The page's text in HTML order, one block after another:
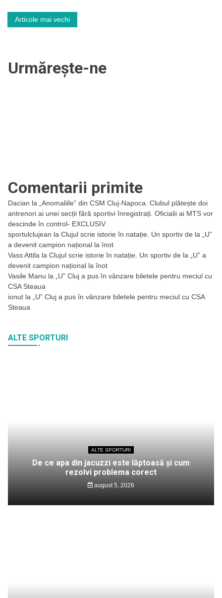
Navigare
articole
Articole mai vechi
Urmărește-ne
Comentarii primite
Dacian la
„Anomaliile” din CSM Cluj-Napoca. Clubul plătește doi
antrenori ai unei secții fără sportivi înregistrați. Oficialii ai MTS vor
descinde în control- EXCLUSIV
sportulclujean la Clujul scrie istorie în natație. Un sportiv de la „U”
a devenit campion național la înot
Vass Attila la Clujul scrie istorie în natație. Un sportiv de la „U” a
devenit campion național la înot
Vasile Manu la
„U” Cluj a pus în vânzare biletele pentru meciul cu
CSA Steaua
ionut la
„U” Cluj a pus în vânzare biletele pentru meciul cu CSA
Steaua
ALTE SPORTURI
ALTE SPORTURI
De ce apa din jacuzzi este lăptoasă și cum
rezolvi problema corect
august 5, 2026